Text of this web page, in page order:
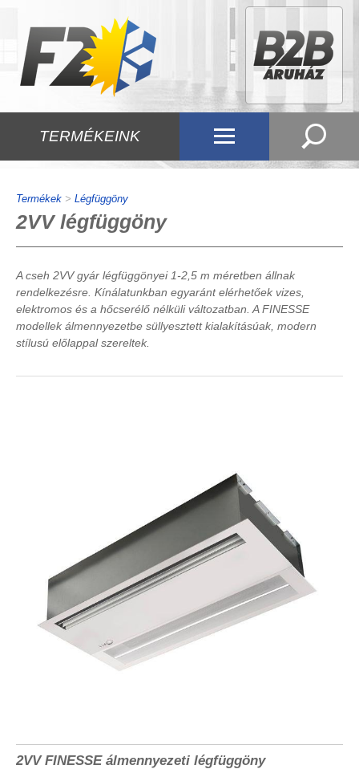
TERMÉKEINK
Termékek > Légfüggöny
2VV légfüggöny
A cseh 2VV gyár légfüggönyei 1-2,5 m méretben állnak
rendelkezésre. Kínálatunkban egyaránt elérhetőek vizes,
elektromos és a hőcserélő nélküli változatban. A FINESSE
modellek álmennyezetbe süllyesztett kialakításúak, modern
stílusú előlappal szereltek.
2VV FINESSE álmennyezeti légfüggöny